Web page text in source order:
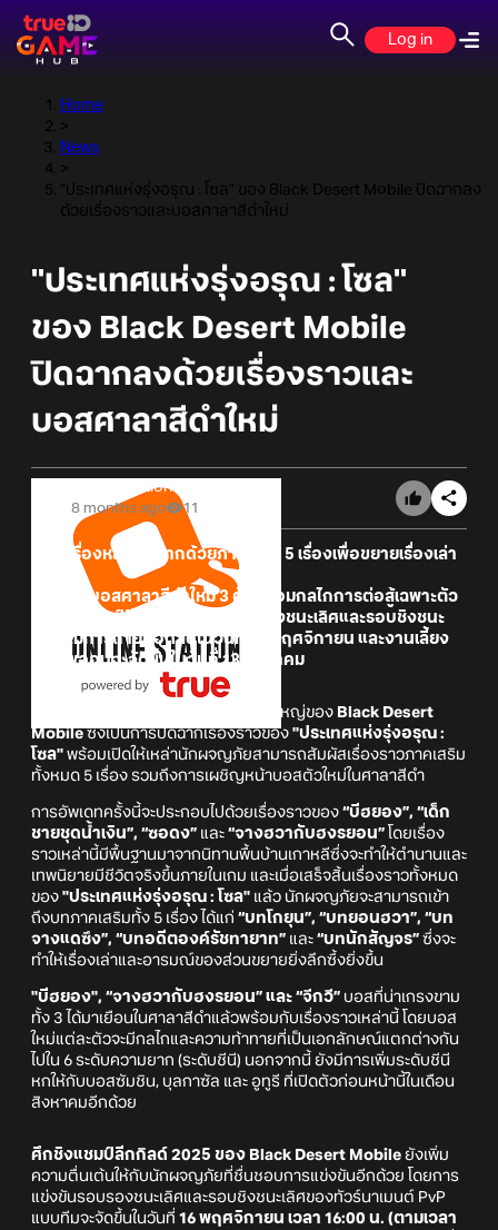
Log in
Home
>
News
>
"ประเทศแห่งรุ่งอรุณ : โซล" ของ Black Desert Mobile ปิดฉากลง
ด้วยเรื่องราวและบอสศาลาสีดำใหม่
"ประเทศแห่งรุ่งอรุณ : โซล"
ของ Black Desert Mobile
ปิดฉากลงด้วยเรื่องราวและ
บอสศาลาสีดำใหม่
Online Station
8 months ago
11
• เนื้อเรื่องหลักปิดฉากด้วยภาคเสริม 5 เรื่องเพื่อขยายเรื่องเล่า
• เปิดตัวบอสศาลาสีดำใหม่ 3 ตัวพร้อมกลไกการต่อสู้เฉพาะตัว
• ศึกชิงแชมป์ลีกกิลด์ 2025 รอบรองชนะเลิศและรอบชิงชนะ
เลิศจะมีการถ่ายทอดสดในวันที่ 16 พฤศจิกายน และงานเลี้ยง
คาลเพออนจะจัดขึ้นในวันที่ 13 ธันวาคม
ประกาศเกี่ยวกับอัพเดทใหญ่ของ Black Desert
Mobileซึ่งเป็นการปิดฉากเรื่องราวของ "ประเทศแห่งรุ่งอรุณ :
โซล" พร้อมเปิดให้เหล่านักผจญภัยสามารถสัมผัสเรื่องราวภาคเสริม
ทั้งหมด 5 เรื่อง รวมถึงการเผชิญหน้าบอสตัวใหม่ในศาลาสีดำ
การอัพเดทครั้งนี้จะประกอบไปด้วยเรื่องราวของ “บีฮยอง”, “เด็ก
ชายชุดน้ำเงิน”, “ซอดง” และ “จางฮวากับฮงรยอน” โดยเรื่อง
ราวเหล่านี้มีพื้นฐานมาจากนิทานพื้นบ้านเกาหลีซึ่งจะทำให้ตำนานและ
เทพนิยายมีชีวิตจริงขึ้นภายในเกม และเมื่อเสร็จสิ้นเรื่องราวทั้งหมด
ของ "ประเทศแห่งรุ่งอรุณ : โซล" แล้ว นักผจญภัยจะสามารถเข้า
ถึงบทภาคเสริมทั้ง 5 เรื่อง ได้แก่ “บทโกยุน”, “บทยอนฮวา”, “บท
จางแดซึง”, “บทอดีตองค์รัชทายาท” และ “บทนักสัญจร” ซึ่งจะ
ทำให้เรื่องเล่าและอารมณ์ของส่วนขยายยิ่งลึกซึ้งยิ่งขึ้น
"บีฮยอง", “จางฮวากับฮงรยอน” และ “จีกวี” บอสที่น่าเกรงขาม
ทั้ง 3 ได้มาเยือนในศาลาสีดำแล้วพร้อมกับเรื่องราวเหล่านี้ โดยบอส
ใหม่แต่ละตัวจะมีกลไกและความท้าทายที่เป็นเอกลักษณ์แตกต่างกัน
ไปใน 6 ระดับความยาก (ระดับชีนี) นอกจากนี้ ยังมีการเพิ่มระดับชีนี
หกให้กับบอสซัมชิน, บุลกาซัล และ อูทูรี ที่เปิดตัวก่อนหน้านี้ในเดือน
สิงหาคมอีกด้วย
ศึกชิงแชมป์ลีกกิลด์ 2025 ของ Black Desert Mobile ยังเพิ่ม
ความตื่นเต้นให้กับนักผจญภัยที่ชื่นชอบการแข่งขันอีกด้วย โดยการ
แข่งขันรอบรองชนะเลิศและรอบชิงชนะเลิศของทัวร์นาเมนต์ PvP
แบบทีมจะจัดขึ้นในวันที่ 16 พฤศจิกายน เวลา 16:00 น. (ตามเวลา